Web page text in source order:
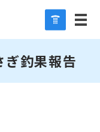
釣果報告